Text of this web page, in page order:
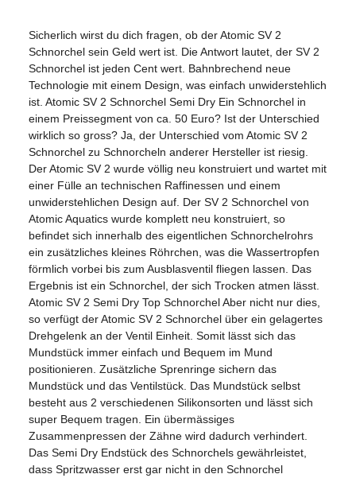
Sicherlich wirst du dich fragen, ob der Atomic SV 2
Schnorchel sein Geld wert ist. Die Antwort lautet, der SV 2
Schnorchel ist jeden Cent wert. Bahnbrechend neue
Technologie mit einem Design, was einfach unwiderstehlich
ist. Atomic SV 2 Schnorchel Semi Dry Ein Schnorchel in
einem Preissegment von ca. 50 Euro? Ist der Unterschied
wirklich so gross? Ja, der Unterschied vom Atomic SV 2
Schnorchel zu Schnorcheln anderer Hersteller ist riesig.
Der Atomic SV 2 wurde völlig neu konstruiert und wartet mit
einer Fülle an technischen Raffinessen und einem
unwiderstehlichen Design auf. Der SV 2 Schnorchel von
Atomic Aquatics wurde komplett neu konstruiert, so
befindet sich innerhalb des eigentlichen Schnorchelrohrs
ein zusätzliches kleines Röhrchen, was die Wassertropfen
förmlich vorbei bis zum Ausblasventil fliegen lassen. Das
Ergebnis ist ein Schnorchel, der sich Trocken atmen lässt.
Atomic SV 2 Semi Dry Top Schnorchel Aber nicht nur dies,
so verfügt der Atomic SV 2 Schnorchel über ein gelagertes
Drehgelenk an der Ventil Einheit. Somit lässt sich das
Mundstück immer einfach und Bequem im Mund
positionieren. Zusätzliche Sprenringe sichern das
Mundstück und das Ventilstück. Das Mundstück selbst
besteht aus 2 verschiedenen Silikonsorten und lässt sich
super Bequem tragen. Ein übermässiges
Zusammenpressen der Zähne wird dadurch verhindert.
Das Semi Dry Endstück des Schnorchels gewährleistet,
dass Spritzwasser erst gar nicht in den Schnorchel